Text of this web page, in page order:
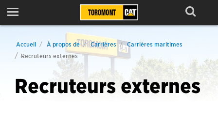
Menu
Accueil À propos de Carrières
Carrières maritimes
Recruteurs externes
Recruteurs externes